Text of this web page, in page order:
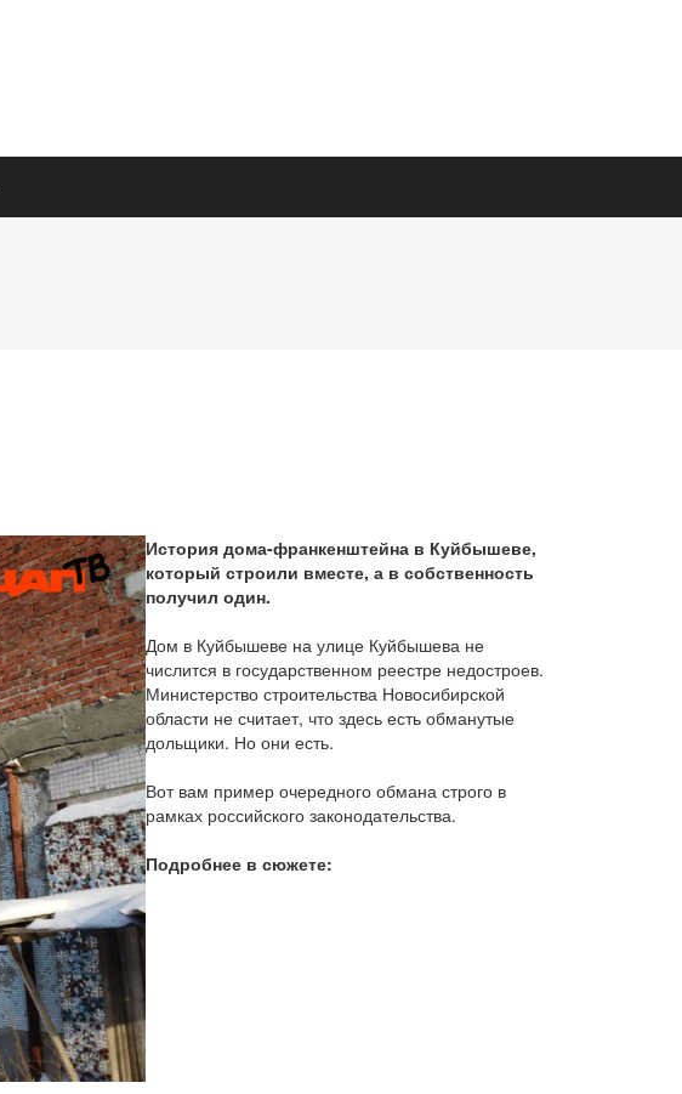
История дома-франкенштейна в Куйбышеве,
который строили вместе, а в собственность
получил один.
Дом в Куйбышеве на улице Куйбышева не
числится в государственном реестре недостроев.
Министерство строительства Новосибирской
области не считает, что здесь есть обманутые
дольщики. Но они есть.
Вот вам пример очередного обмана строго в
рамках российского законодательства.
Подробнее в сюжете: